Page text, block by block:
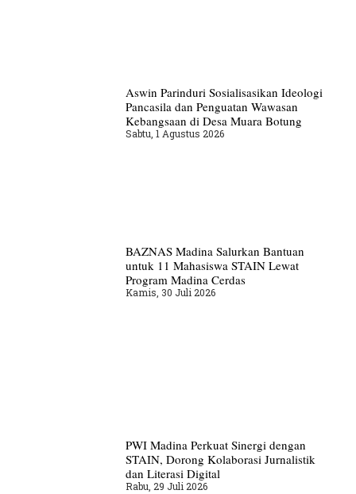
Aswin Parinduri Sosialisasikan Ideologi
Pancasila dan Penguatan Wawasan
Kebangsaan di Desa Muara Botung
Sabtu, 1 Agustus 2026
BAZNAS Madina Salurkan Bantuan
untuk 11 Mahasiswa STAIN Lewat
Program Madina Cerdas
Kamis, 30 Juli 2026
PWI Madina Perkuat Sinergi dengan
STAIN, Dorong Kolaborasi Jurnalistik
dan Literasi Digital
Rabu, 29 Juli 2026